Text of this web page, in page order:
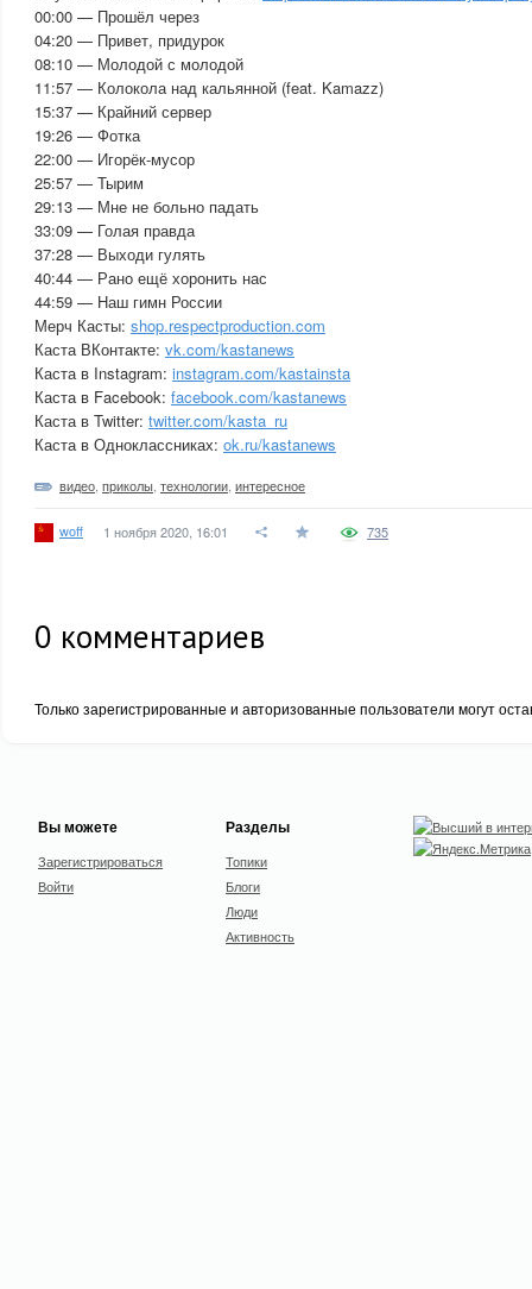
00:00 — Прошёл через
04:20 — Привет, придурок
08:10 — Молодой с молодой
11:57 — Колокола над кальянной (feat. Kamazz)
15:37 — Крайний сервер
19:26 — Фотка
22:00 — Игорёк-мусор
25:57 — Тырим
29:13 — Мне не больно падать
33:09 — Голая правда
37:28 — Выходи гулять
40:44 — Рано ещё хоронить нас
44:59 — Наш гимн России
Мерч Касты: shop.respectproduction.com
Каста ВКонтакте: vk.com/kastanews
Каста в Instagram: instagram.com/kastainsta
Каста в Facebook: facebook.com/kastanews
Каста в Twitter: twitter.com/kasta_ru
Каста в Одноклассниках: ok.ru/kastanews
видео приколы технологии интересное
woff 1 ноября 2020, 16:01 735
0 комментариев
Только зарегистрированные и авторизованные пользователи могут
Вы можете
Зарегистрироваться
Войти
Разделы
Топики
Блоги
Люди
Активность